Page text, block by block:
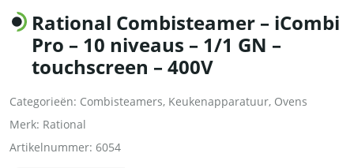
Rational Combisteamer – iCombi
Pro – 10 niveaus – 1/1 GN –
touchscreen – 400V
Categorieën: Combisteamers, Keukenapparatuur, Ovens
Merk: Rational
Artikelnummer: 6054